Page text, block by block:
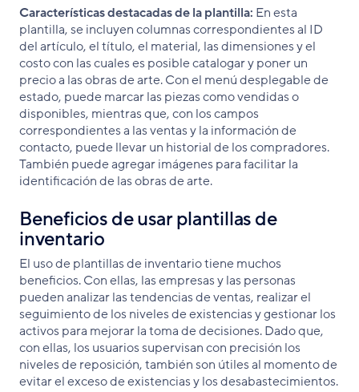
Características destacadas de la plantilla: En esta
plantilla, se incluyen columnas correspondientes al ID
del artículo, el título, el material, las dimensiones y el
costo con las cuales es posible catalogar y poner un
precio a las obras de arte. Con el menú desplegable de
estado, puede marcar las piezas como vendidas o
disponibles, mientras que, con los campos
correspondientes a las ventas y la información de
contacto, puede llevar un historial de los compradores.
También puede agregar imágenes para facilitar la
identificación de las obras de arte.
Beneficios de usar plantillas de
inventario
El uso de plantillas de inventario tiene muchos
beneficios. Con ellas, las empresas y las personas
pueden analizar las tendencias de ventas, realizar el
seguimiento de los niveles de existencias y gestionar los
activos para mejorar la toma de decisiones. Dado que,
con ellas, los usuarios supervisan con precisión los
niveles de reposición, también son útiles al momento de
evitar el exceso de existencias y los desabastecimientos.